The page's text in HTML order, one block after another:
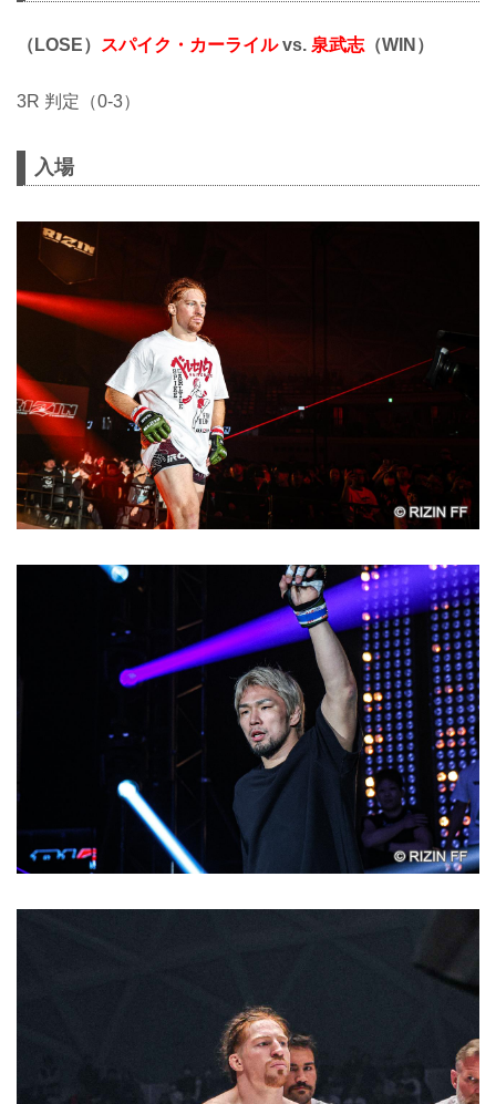
われた。緊張感に満ちた公開計量の様
子はRIZIN FF公式Youtubeチャンネル
武志について、本日行われた公式計量
（71.00kg）を2....
（LOSE） スパイク・カーライルvs. 泉武志 （WIN）
3R 判定（0-3）
入場